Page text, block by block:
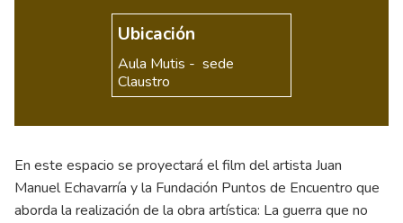
Ubicación
Aula Mutis - sede
Claustro
En este espacio se proyectará el film del artista Juan
Manuel Echavarría y la Fundación Puntos de Encuentro que
aborda la realización de la obra artística: La guerra que no